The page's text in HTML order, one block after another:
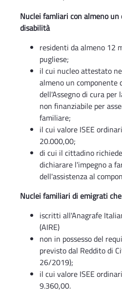
Nuclei famliari con almeno un
disabilità
residenti da almeno 12
pugliese;
il cui nucleo attestato
almeno un
dell'Assegno di cura
non finanziabile per
familiare;
il cui valore ISEE
20.000,00;
di cui il cittadino
dichiarare l'impegno a
dell'assistenza al
Nuclei familiari di emigrati
iscritti all'Anagrafe
(AIRE)
non in possesso del
previsto dal Reddito di
26/2019);
il cui valore ISEE
9.360,00.